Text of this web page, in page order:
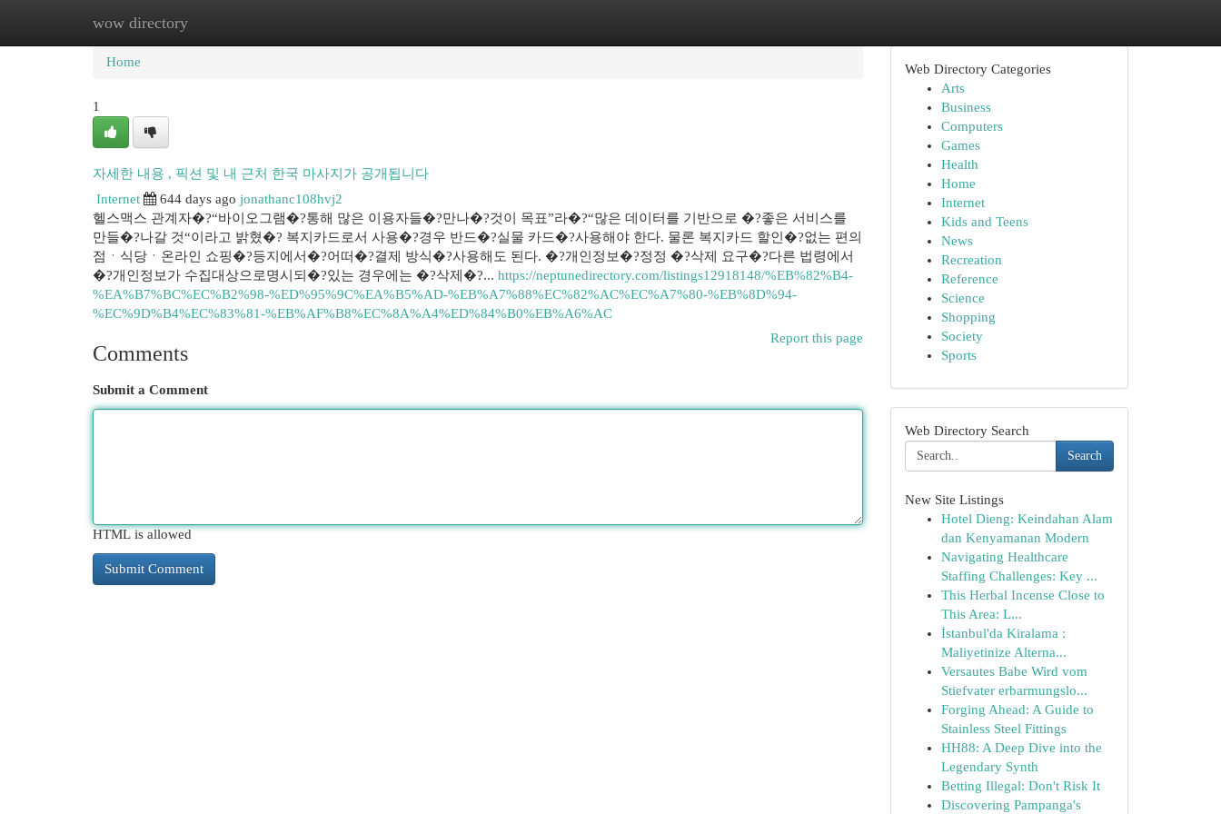
wow directory
Home New Site Listings
Home
1
자세한 내용 , 픽션 및 내 근처 한국 마사지가 공개됩니다
Internet
644 days ago jonathanc108hvj2
헬스맥스 관계자�?“바이오그램�?통해 많은 이용자들�?만나�?것이 목표”라�?“많은 데이터를 기반으로 �?좋은 서비스를
만들�?나갈 것“이라고 밝혔�? 복지카드로서 사용�?경우 반드�?실물 카드�?사용해야 한다. 물론 복지카드 할인�?없는 편의
점ㆍ식당ㆍ온라인 쇼핑�?등지에서�?어떠�?결제 방식�?사용해도 된다. �?개인정보�?정정 �?삭제 요구�?다른 법령에서
�?개인정보가 수집대상으로명시되�?있는 경우에는 �?삭제�?... https://neptunedirectory.com/listings12918148/%EB%82%B4-
%EA%B7%BC%EC%B2%98-%ED%95%9C%EA%B5%AD-%EB%A7%88%EC%82%AC%EC%A7%80-%EB%8D%94-
%EC%9D%B4%EC%83%81-%EB%AF%B8%EC%8A%A4%ED%84%B0%EB%A6%AC
Report this page
Comments
Submit a Comment
HTML is allowed
Web Directory Categories
Arts
Business
Computers
Games
Health
Home
Internet
Kids and Teens
News
Recreation
Reference
Science
Shopping
Society
Sports
Web Directory Search
Search
New Site Listings
Hotel Dieng: Keindahan Alam
dan Kenyamanan Modern
Navigating Healthcare
Staffing Challenges: Key ...
This Herbal Incense Close to
This Area: L...
İstanbul'da Kiralama :
Maliyetinize Alterna...
Versautes Babe Wird vom
Stiefvater erbarmungslo...
Forging Ahead: A Guide to
Stainless Steel Fittings
HH88: A Deep Dive into the
Legendary Synth
Betting Illegal: Don't Risk It
Discovering Pampanga's